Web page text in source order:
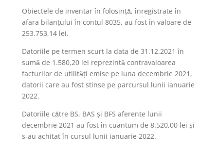
Obiectele de inventar în folosinţǎ, înregistrate în
afara bilanţului în contul 8035, au fost în valoare de
253.753,14 lei.
Datoriile pe termen scurt la data de 31.12.2021 în
sumǎ de 1.580,20 lei reprezintǎ contravaloarea
facturilor de utilitǎţi emise pe luna decembrie 2021,
datorii care au fost stinse pe parcursul lunii ianuarie
2022.
Datoriile cǎtre BS, BAS şi BFS aferente lunii
decembrie 2021 au fost în cuantum de 8.520,00 lei şi
s-au achitat în cursul lunii ianuarie 2022.